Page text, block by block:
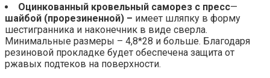
Оцинкованный кровельный саморез с пресс—
шайбой (прорезиненной) – имеет шляпку в форму
шестигранника и наконечник в виде сверла.
Минимальные размеры – 4,8*28 и больше. Благодаря
резиновой прокладке будет обеспечена защита от
ржавых подтеков на поверхности.